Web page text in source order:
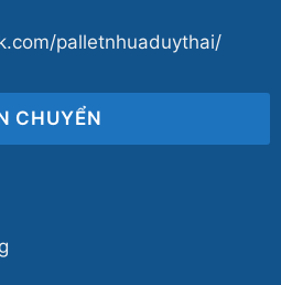
palletnhuaduythai/
CHUYỂN